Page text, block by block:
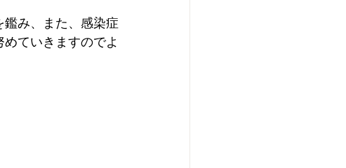
み、また、感染症
ていきますのでよ